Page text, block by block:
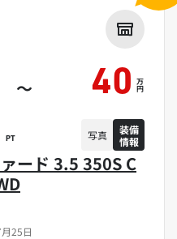
25日
ード 3.5 350S C
～ 40 万
円
PT 写真
装備
情報